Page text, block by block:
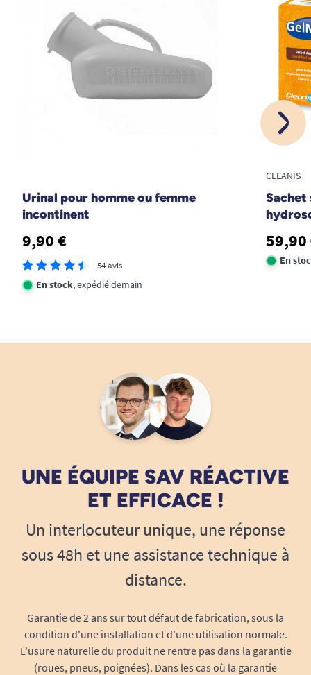
malgré l'adaptateur féminin
A. Anonymous
18/07/2017
Urinal pour homme ou femme
incontinent
9,90 €
54 avis
En stock, expédié demain
CLEANIS
Sachet
59,90
En
UNE ÉQUIPE SAV RÉACTIVE
ET EFFICACE !
Un interlocuteur unique, une réponse
sous 48h et une assistance technique à
distance.
Garantie de 2 ans sur tout défaut de fabrication, sous la
condition d'une installation et d'une utilisation normale.
L'usure naturelle du produit ne rentre pas dans la garantie
(roues, pneus, poignées). Dans les cas où la garantie